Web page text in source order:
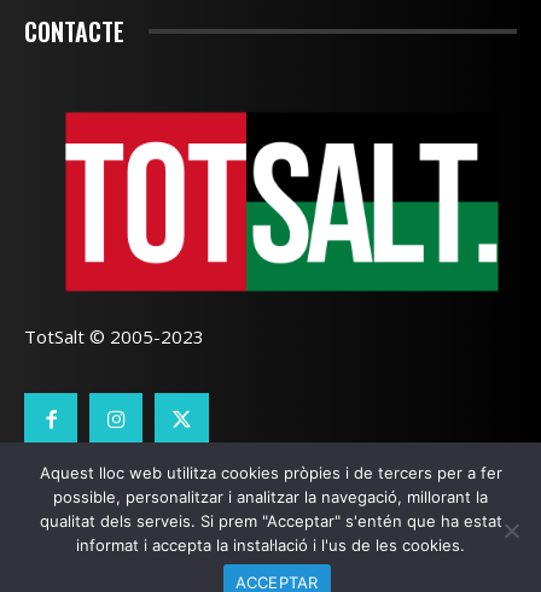
CONTACTE
TotSalt © 2005-2023
CONTACTE TOTSALT AVÍS LEGAL GALETES
SEO LOCALI PÀGINES WEB GIRONA ZOOOMWEB
Aquest lloc web utilitza cookies pròpies i de tercers per a fer
possible, personalitzar i analitzar la navegació, millorant la
qualitat dels serveis. Si prem "Acceptar" s'entén que ha estat
informat i accepta la instal·lació i l'us de les cookies.
ACCEPTAR